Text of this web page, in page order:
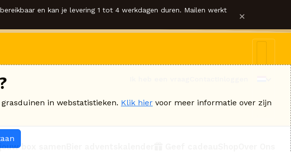
en kan je levering 1 tot 4 werkdagen duren. Mailen werkt ×
box samen
in webstatistieken. Klik hier voor meer informatie over zijn